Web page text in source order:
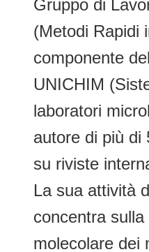
Gruppo di
(Metodi Rapidi
componente
UNICHIM
laboratori
autore di più di
su riviste
La sua attività
concentra
molecolare dei